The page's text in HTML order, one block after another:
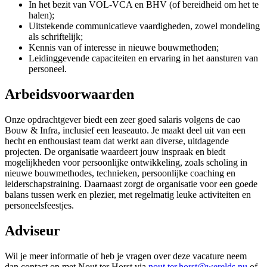
In het bezit van VOL-VCA en BHV (of bereidheid om het te
halen);
Uitstekende communicatieve vaardigheden, zowel mondeling
als schriftelijk;
Kennis van of interesse in nieuwe bouwmethoden;
Leidinggevende capaciteiten en ervaring in het aansturen van
personeel.
Arbeidsvoorwaarden
Onze opdrachtgever biedt een zeer goed salaris volgens de cao
Bouw & Infra, inclusief een leaseauto. Je maakt deel uit van een
hecht en enthousiast team dat werkt aan diverse, uitdagende
projecten. De organisatie waardeert jouw inspraak en biedt
mogelijkheden voor persoonlijke ontwikkeling, zoals scholing in
nieuwe bouwmethodes, technieken, persoonlijke coaching en
leiderschapstraining. Daarnaast zorgt de organisatie voor een goede
balans tussen werk en plezier, met regelmatig leuke activiteiten en
personeelsfeestjes.
Adviseur
Wil je meer informatie of heb je vragen over deze vacature neem